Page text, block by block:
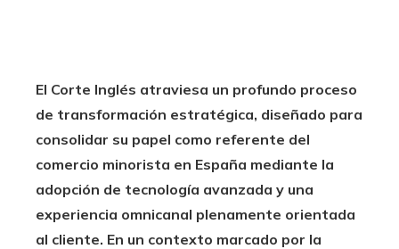
El Corte Inglés atraviesa un profundo proceso
de transformación estratégica, diseñado para
consolidar su papel como referente del
comercio minorista en España mediante la
adopción de tecnología avanzada y una
experiencia omnicanal plenamente orientada
al cliente. En un contexto marcado por la